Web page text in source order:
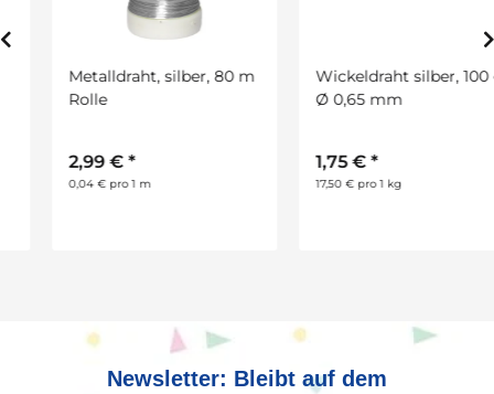
Metalldraht, silber, 80 m
2,99 €*
0,04 € pro 1 m
Wickeldraht silber, 100 g,
Ø 0,65 mm
1,75 €*
17,50 € pro 1 kg
Newsletter: Bleibt auf dem